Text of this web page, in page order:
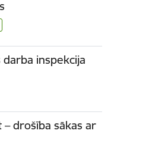
inspekcija
drošība sākas ar